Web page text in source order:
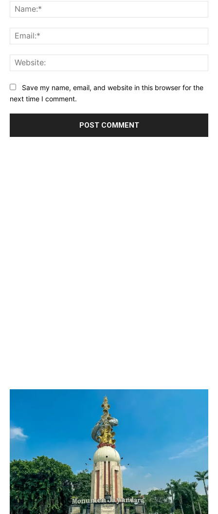
Save my name, email, and website in this browser for the
next time I comment.